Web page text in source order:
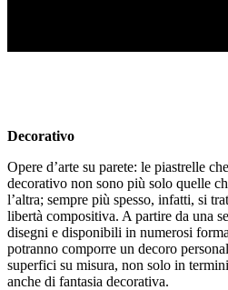
Decorativo
Opere d’arte su parete: le piastrelle
decorativo non sono più solo quelle
l’altra; sempre più spesso, infatti, si
libertà compositiva. A partire da una
disegni e disponibili in numerosi
potranno comporre un decoro
superfici su misura, non solo in
anche di fantasia decorativa.